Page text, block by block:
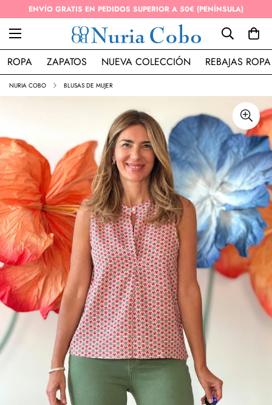
ENVÍO GRATIS EN PEDIDOS SUPERIOR A 50€ (PENÍNSULA)
ROPA ZAPATOS NUEVA COLECCIÓN REBAJAS ROPA
NURIA COBO BLUSAS DE MUJER